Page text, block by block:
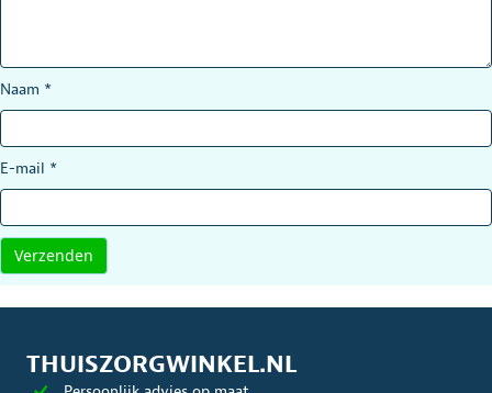
Naam *
E-mail *
THUISZORGWINKEL.NL